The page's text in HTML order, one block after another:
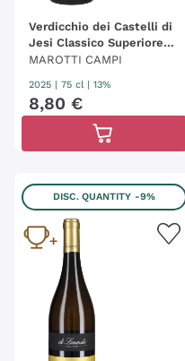
Verdicchio dei Castelli di
Jesi Classico Superiore
'Luzano'
MAROTTI CAMPI
2025 75 cl | 13%
8,80 €
DISC. QUANTITY -9%